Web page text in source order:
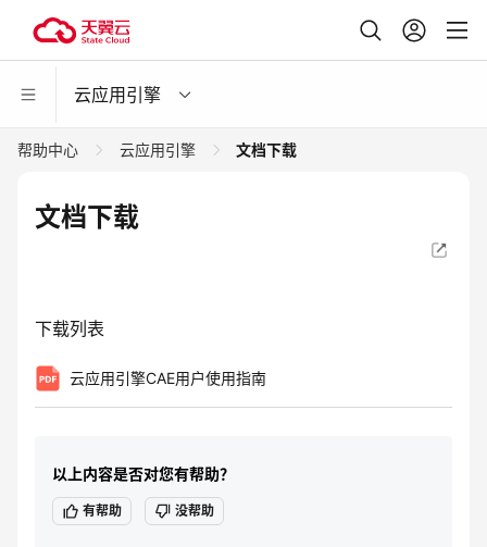
云应用引擎
帮助中心 云应用引擎 文档下载
文档下载
下载列表
云应用引擎CAE用户使用指南
以上内容是否对您有帮助？
有帮助 没帮助